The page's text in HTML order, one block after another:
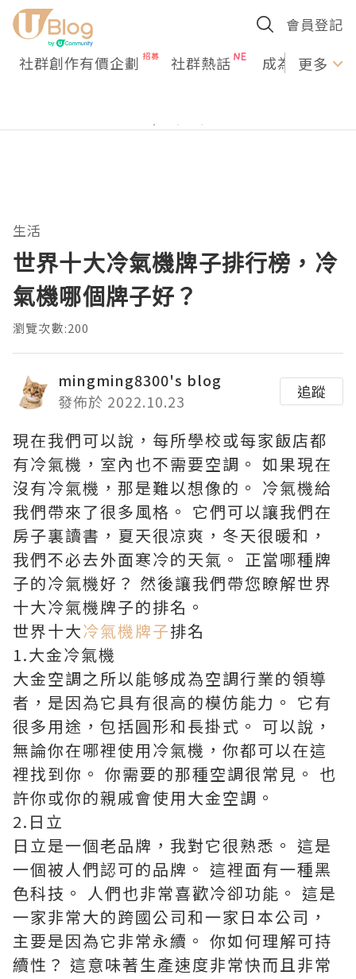
會員登記
社群創作有價企劃 社群熱話 成為U更多
生活
世界十大冷氣機牌子排行榜，冷
氣機哪個牌子好？
瀏覽次數:200
mingming8300's blog
發佈於 2022.10.23
追蹤
現在我們可以說，每所學校或每家飯店都
有冷氣機，室內也不需要空調。 如果現在
沒有冷氣機，那是難以想像的。 冷氣機給
我們帶來了很多風格。 它們可以讓我們在
房子裏讀書，夏天很凉爽，冬天很暖和，
我們不必去外面寒冷的天氣。 正當哪種牌
子的冷氣機好？ 然後讓我們帶您瞭解世界
十大冷氣機牌子的排名。
世界十大冷氣機牌子排名
1.大金冷氣機
大金空調之所以能够成為空調行業的領導
者，是因為它具有很高的模仿能力。 它有
很多用途，包括圓形和長掛式。 可以說，
無論你在哪裡使用冷氣機，你都可以在這
裡找到你。 你需要的那種空調很常見。 也
許你或你的親戚會使用大金空調。
2.日立
日立是一個老品牌，我對它很熟悉。 這是
一個被人們認可的品牌。 這裡面有一種黑
色科技。 人們也非常喜歡冷卻功能。 這是
一家非常大的跨國公司和一家日本公司，
主要是因為它非常永續。 你如何理解可持
續性？ 這意味著生產速度非常快而且非常